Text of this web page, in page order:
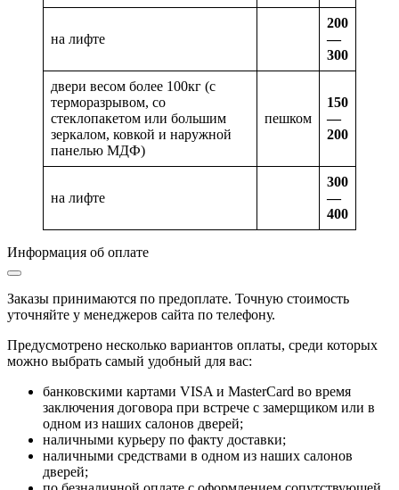
на лифте
200
—
300
двери весом более 100кг (с
терморазрывом, со
стеклопакетом или большим
зеркалом, ковкой и наружной
панелью МДФ)
пешком
150
—
200
на лифте
300
—
400
Информация об оплате
Заказы принимаются по предоплате. Точную стоимость
уточняйте у менеджеров сайта по телефону.
Предусмотрено несколько вариантов оплаты, среди которых
можно выбрать самый удобный для вас:
банковскими картами VISA и MasterCard во время
заключения договора при встрече с замерщиком или в
одном из наших салонов дверей;
наличными курьеру по факту доставки;
наличными средствами в одном из наших салонов
дверей;